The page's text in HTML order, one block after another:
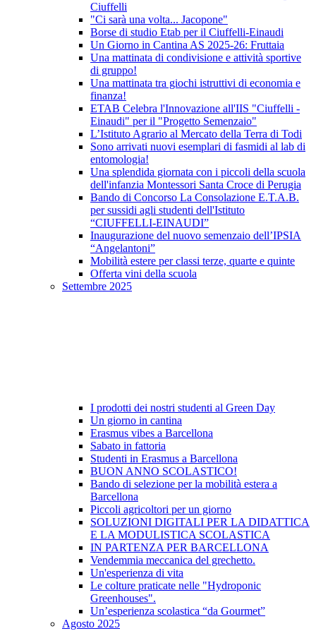
Ciuffelli
"Ci sarà una volta... Jacopone"
Borse di studio Etab per il Ciuffelli-Einaudi
Un Giorno in Cantina AS 2025-26: Fruttaia
Una mattinata di condivisione e attività sportive
di gruppo!
Una mattinata tra giochi istruttivi di economia e
finanza!
ETAB Celebra l'Innovazione all'IIS "Ciuffelli -
Einaudi" per il "Progetto Semenzaio"
L’Istituto Agrario al Mercato della Terra di Todi
Sono arrivati nuovi esemplari di fasmidi al lab di
entomologia!
Una splendida giornata con i piccoli della scuola
dell'infanzia Montessori Santa Croce di Perugia
Bando di Concorso La Consolazione E.T.A.B.
per sussidi agli studenti dell'Istituto
“CIUFFELLI-EINAUDI”
Inaugurazione del nuovo semenzaio dell’IPSIA
“Angelantoni”
Mobilità estere per classi terze, quarte e quinte
Offerta vini della scuola
Settembre 2025
I prodotti dei nostri studenti al Green Day
Un giorno in cantina
Erasmus vibes a Barcellona
Sabato in fattoria
Studenti in Erasmus a Barcellona
BUON ANNO SCOLASTICO!
Bando di selezione per la mobilità estera a
Barcellona
Piccoli agricoltori per un giorno
SOLUZIONI DIGITALI PER LA DIDATTICA
E LA MODULISTICA SCOLASTICA
IN PARTENZA PER BARCELLONA
Vendemmia meccanica del grechetto.
Un'esperienza di vita
Le colture praticate nelle "Hydroponic
Greenhouses".
Un’esperienza scolastica “da Gourmet”
Agosto 2025